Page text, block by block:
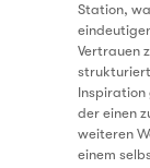
Station,
Vertrauen
Inspiration
der einen
weiteren
einem